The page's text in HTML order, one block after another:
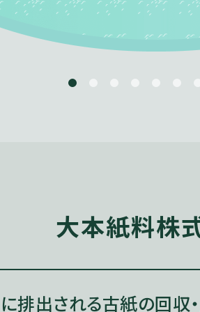
大本紙料株
排出される古紙の回収